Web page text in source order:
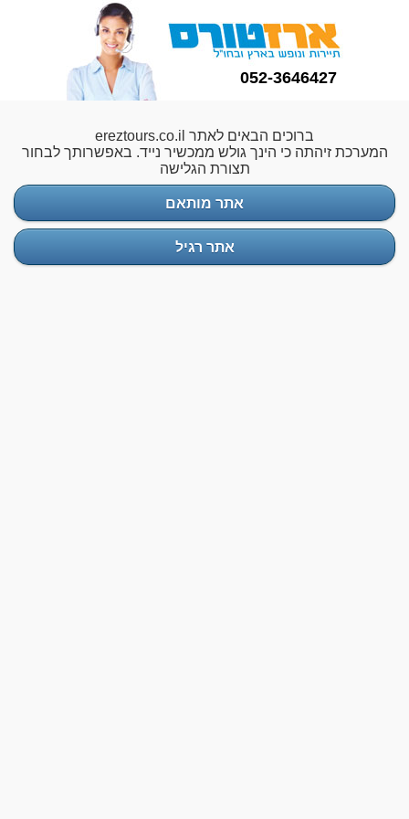
052-3646427
ברוכים הבאים לאתר ereztours.co.il
המערכת זיהתה כי הינך גולש ממכשיר נייד. באפשרותך לבחור
תצורת הגלישה
אתר מותאם
אתר רגיל